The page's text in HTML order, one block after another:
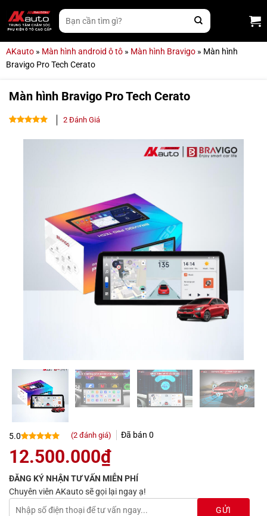
qua
nội
Tìm
kiếm:
AKauto » Màn hình android ô tô » Màn hình Bravigo » Màn hình
Bravigo Pro Tech Cerato
Màn hình Bravigo Pro Tech Cerato
2Đánh Giá
5.0
5.0
trên 5
dựa trên
2
(2đánh giá) Đã bán 0
12.500.000₫
ĐĂNG KÝ NHẬN TƯ VẤN MIỄN PHÍ
Chuyên viên AKauto sẽ gọi lại ngay ạ!